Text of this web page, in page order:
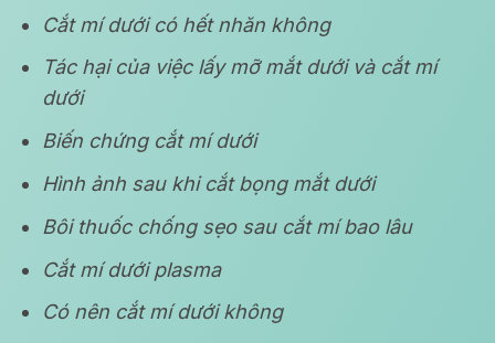
Cắt mí dưới có hết nhăn không
Tác hại của việc lấy mỡ mắt dưới và cắt mí
dưới
Biến chứng cắt mí dưới
Hình ảnh sau khi cắt bọng mắt dưới
Bôi thuốc chống sẹo sau cắt mí bao lâu
Cắt mí dưới plasma
Có nên cắt mí dưới không